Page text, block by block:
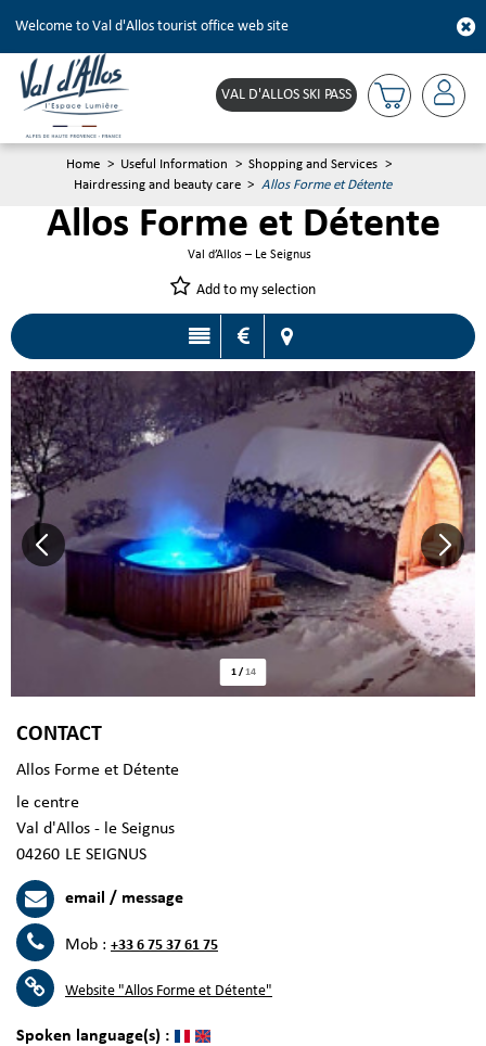
Welcome to Val d'Allos tourist office web site
VAL D'ALLOS SKI PASS
Home > Useful Information > Shopping and Services >
Hairdressing and beauty care > Allos Forme et Détente
Allos Forme et Détente
Val d’Allos – Le Seignus
Add to my selection
1/14
CONTACT
Allos Forme et Détente
le centre
Val d'Allos - le Seignus
04260 LE SEIGNUS
email / message
Mob : +33 6 75 37 61 75
Website "Allos Forme et Détente"
Spoken language(s) :